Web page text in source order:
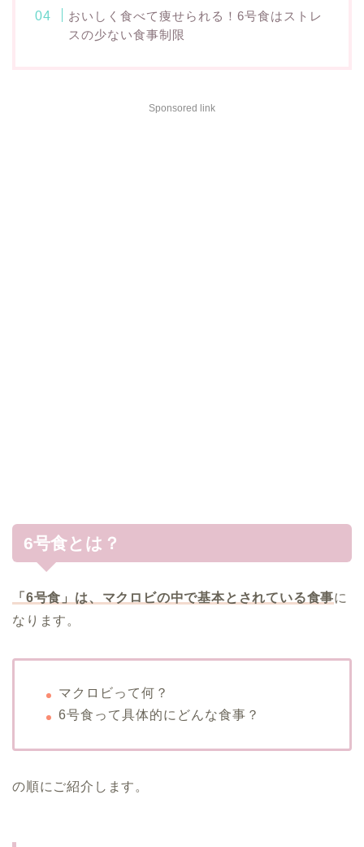
おいしく食べて痩せられる！6号食はストレ
スの少ない食事制限
Sponsored link
6号食とは？
「6号食」は、マクロビの中で基本とされている食事に
なります。
マクロビって何？
6号食って具体的にどんな食事？
の順にご紹介します。